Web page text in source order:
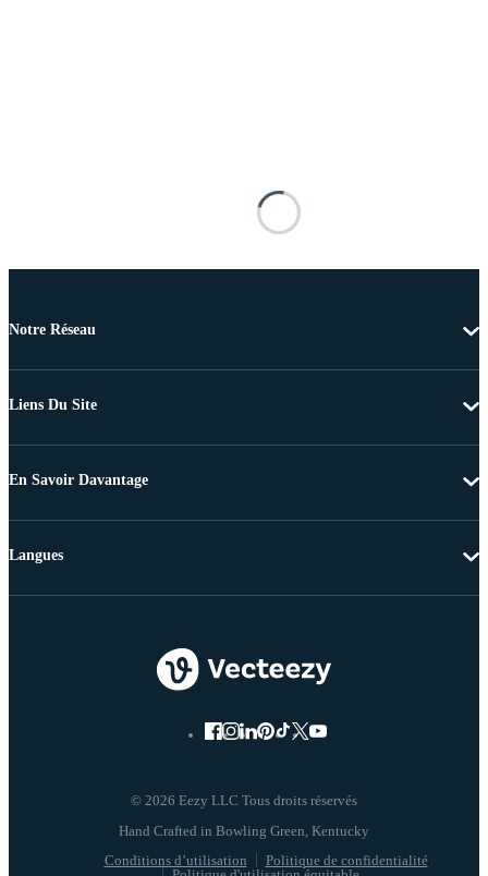
Notre Réseau
Liens Du Site
En Savoir Davantage
© 2026 Eezy LLC Tous droits réservés
Conditions d’utilisation
Politique de confidentialité
Langues